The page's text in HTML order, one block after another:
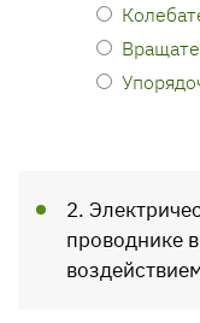
2.
проводнике